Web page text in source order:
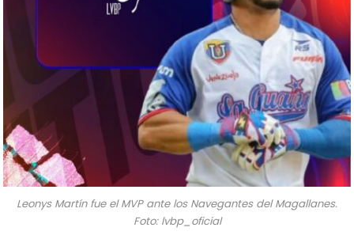
Leonys Martín fue el MVP ante los Navegantes del Magallanes.
Foto: lvbp_oficial